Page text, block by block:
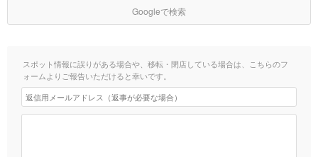
Googleで検索
スポット情報に誤りがある場合や、移転・閉店している場合は、こちらのフ
ォームよりご報告いただけると幸いです。